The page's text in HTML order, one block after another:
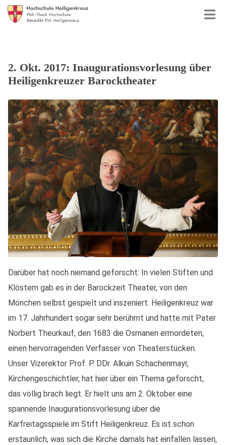
2. Okt. 2017: Inaugurationsvorlesung über
Heiligenkreuzer Barocktheater
Darüber hat noch niemand geforscht: In vielen Stiften und
Klöstern gab es in der Barockzeit Theater, von den
Mönchen selbst gespielt und inszeniert. Heiligenkreuz war
im 17. Jahrhundert sogar sehr berühmt und hatte mit Pater
Norbert Theurkauf, den 1683 die Osmanen ermordeten,
einen hervorragenden Verfasser von Theaterstücken.
Unser Vizerektor Prof. P. DDr. Alkuin Schachenmayr,
Kirchengeschichtler, hat hier über ein Thema geforscht,
das völlig brach liegt. Er hielt uns am 2. Oktober eine
spannende Inaugurationsvorlesung über die
Karfreitagsspiele im Stift Heiligenkreuz. Es ist schon
erstaunlich, was sich die Kirche damals hat einfallen lassen,